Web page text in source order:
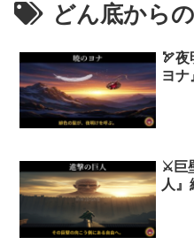
どん底から
🏹夜
ヨナ
⚔️巨
人